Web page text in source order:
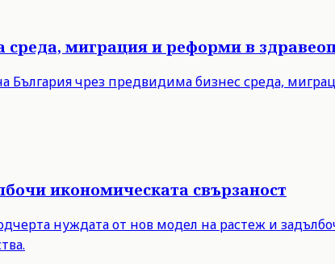
миграция и реформи в
България чрез предвидима бизнес среда,
икономическата свързаност
нуждата от нов модел на растеж и